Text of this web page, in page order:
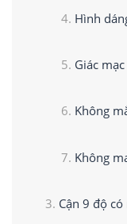
Hình
Giác
Không
Không
Cận 9 độ